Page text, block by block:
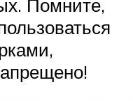
Помните,